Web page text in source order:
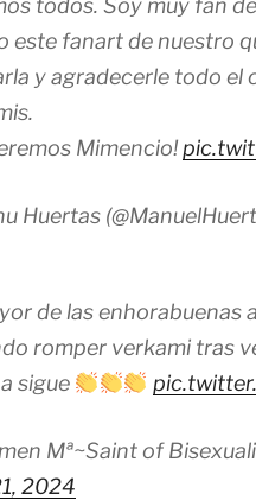
todos. Soy muy fan
este fanart de nuestro
y agradecerle todo el
Mimencio!
Huertas
de las enhorabuenas a
romper verkami tras
sigue
Mª~Saint of
2024